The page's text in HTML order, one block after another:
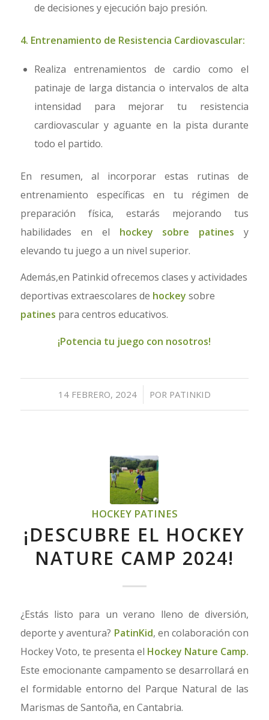
de decisiones y ejecución bajo presión.
4. Entrenamiento de Resistencia Cardiovascular:
Realiza entrenamientos de cardio como el
patinaje de larga distancia o intervalos de alta
intensidad para mejorar tu resistencia
cardiovascular y aguante en la pista durante
todo el partido.
En resumen, al incorporar estas rutinas de
entrenamiento específicas en tu régimen de
preparación física, estarás mejorando tus
habilidades en el hockey sobre patines y
elevando tu juego a un nivel superior.
Además,en Patinkid ofrecemos clases y actividades
deportivas extraescolares de hockey sobre
patines para centros educativos.
¡Potencia tu juego con nosotros!
14 FEBRERO, 2024
/ POR PATINKID
HOCKEY PATINES
¡DESCUBRE EL HOCKEY
NATURE CAMP 2024!
¿Estás listo para un verano lleno de diversión,
deporte y aventura? PatinKid, en colaboración con
Hockey Voto, te presenta el Hockey Nature Camp.
Este emocionante campamento se desarrollará en
el formidable entorno del Parque Natural de las
Marismas de Santoña, en Cantabria.